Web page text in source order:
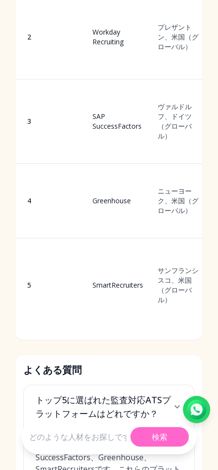
2
Workday
Recruiting
プレザント
ン、米国（グ
ローバル）
3
SAP
SuccessFactors
ヴァルドル
フ、ドイツ
（グローバ
ル）
4 Greenhouse
ニューヨー
ク、米国（グ
ローバル）
5 SmartRecruiters
サンフランシ
スコ、米国
（グローバ
ル）
よくある質問
トップ5に選ばれた監査対応ATSプ
ラットフォームはどれですか？
2026年版のトップ5は、MokaHR、
SuccessFactors、Greenhouse、
検索